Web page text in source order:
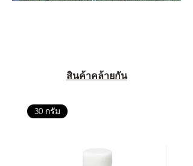
สินค้าคล้ายกัน
30 กรัม